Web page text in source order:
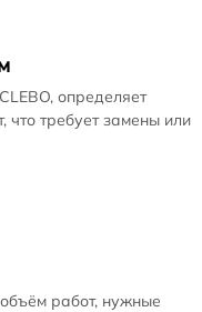
определяет
что требует замены или
работ, нужные